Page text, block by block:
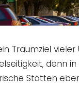
Traumziel
denn
Stätten